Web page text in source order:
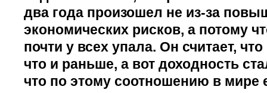
два года произошел не из-за
экономических рисков, а потому
почти у всех упала. Он считает,
что и раньше, а вот доходность
что по этому соотношению в мире